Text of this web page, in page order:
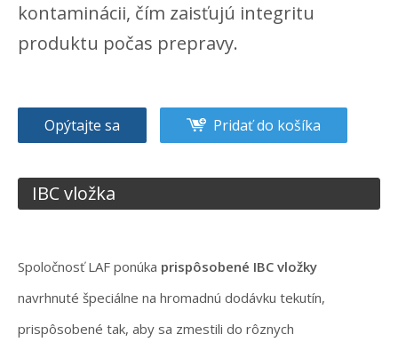
kontaminácii, čím zaisťujú integritu
produktu počas prepravy.
Opýtajte sa Pridať do košíka
IBC vložka
Spoločnosť LAF ponúka prispôsobené IBC vložky
navrhnuté špeciálne na hromadnú dodávku tekutín,
prispôsobené tak, aby sa zmestili do rôznych